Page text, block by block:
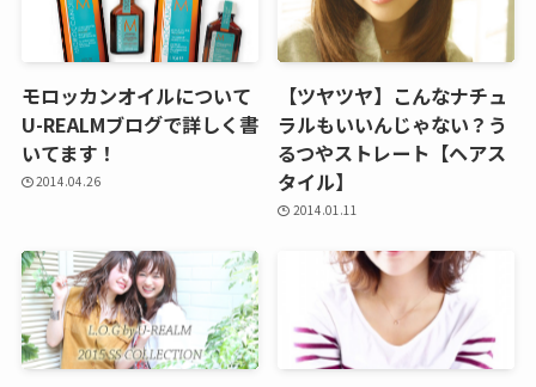
モロッカンオイルについて
U-REALMブログで詳しく書
いてます！
2014.04.26
【ツヤツヤ】こんなナチュ
ラルもいいんじゃない？う
るつやストレート【ヘアス
タイル】
2014.01.11